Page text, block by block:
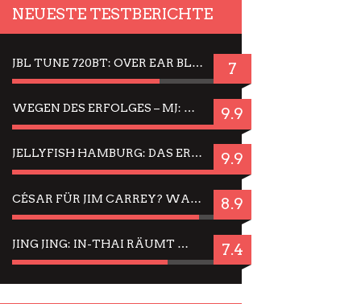
NEUESTE TESTBERICHTE
JBL TUNE 720BT: OVER EAR BLUETOOTH KOPFHÖRER UM DIE 50,-€ IM DAUER-TEST 7
WEGEN DES ERFOLGES – MJ: MICHAEL JACKSON MUSICAL IN EINER MATINEE SEHEN 9.9
JELLYFISH HAMBURG: DAS ERFOLGREICHE SOMMER-MENÜ 2025 IN GEFÜHLEN UND BILDERN 9.9
CÉSAR FÜR JIM CARREY? WARUM DAS EINER DER NERVIGSTEN ACTORS IST UND BLEIBT 8.9
JING JING: IN-THAI RÄUMT WIEDER TITEL AB – EIN ZWEI-STUNDEN-ERLEBNISBERICHT 7.4